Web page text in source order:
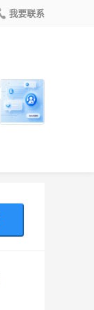
我要联系